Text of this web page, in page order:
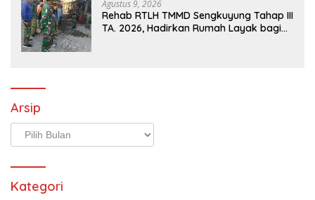
Agustus 9, 2026
Rehab RTLH TMMD Sengkuyung Tahap III
TA. 2026, Hadirkan Rumah Layak bagi
Arsip
Arsip
Kategori